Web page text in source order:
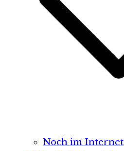
Noch im Internet